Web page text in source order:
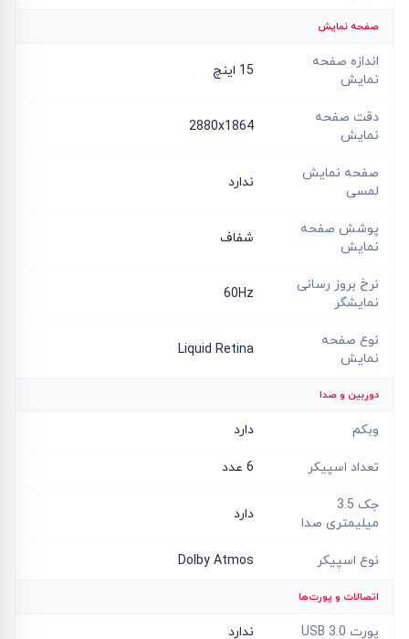
صفحه نمایش
اندازه صفحه
نمایش
15 اینچ
دقت صفحه
نمایش
2880x1864
صفحه نمایش
لمسی
ندارد
پوشش صفحه
نمایش
شفاف
نرخ بروز رسانی
نمایشگر
60Hz
نوع صفحه
نمایش
Liquid Retina
دوربین و صدا
وبکم دارد
تعداد اسپیکر 6 عدد
جک 3.5
میلیمتری صدا
دارد
نوع اسپیکر Dolby Atmos
اتصالات و پورت‌ها
پورت USB 3.0 ندارد